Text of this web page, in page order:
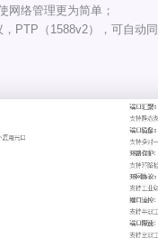
网络管理更为简单；
PTP（1588v2），可自动